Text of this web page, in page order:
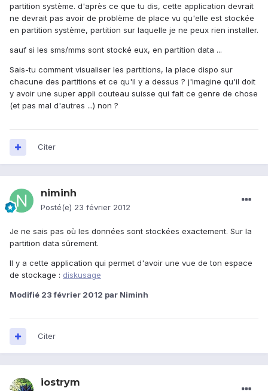
partition système. d'après ce que tu dis, cette application devrait
ne devrait pas avoir de problème de place vu qu'elle est stockée
en partition système, partition sur laquelle je ne peux rien installer.
sauf si les sms/mms sont stocké eux, en partition data ...
Sais-tu comment visualiser les partitions, la place dispo sur
chacune des partitions et ce qu'il y a dessus ? j'imagine qu'il doit
y avoir une super appli couteau suisse qui fait ce genre de chose
(et pas mal d'autres ...) non ?
Citer
niminh
Posté(e) 23 février 2012
Je ne sais pas où les données sont stockées exactement. Sur la
partition data sûrement.
Il y a cette application qui permet d'avoir une vue de ton espace
de stockage : diskusage
Modifié 23 février 2012 par Niminh
Citer
iostrym